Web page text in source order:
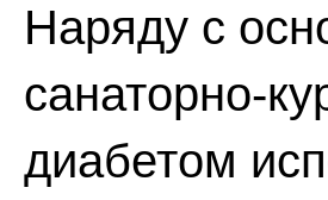
Наряду с
санаторно-
диабетом